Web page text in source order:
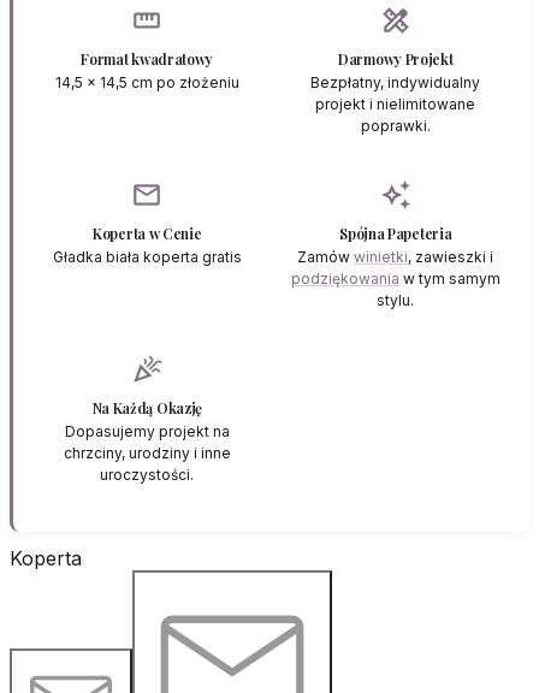
straighten
Format kwadratowy
14,5 x 14,5 cm po złożeniu
design_services
Darmowy Projekt
Bezpłatny, indywidualny
projekt i nielimitowane
poprawki.
mail
Koperta w Cenie
Gładka biała koperta gratis
auto_awesome
Spójna Papeteria
Zamówwinietki, zawieszki i
podziękowania w tym samym
stylu.
celebration
Na Każdą Okazję
Dopasujemy projekt na
chrzciny, urodziny i inne
uroczystości.
Koperta